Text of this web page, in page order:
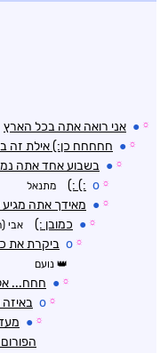
☼
● אני רואה אתה בכל הארץ
☼
● חחחחח כן:) אילת זה
☼
● בשבוע אחד אתה
☼
o
:) :) מתנאל
☼
● מאידך אתה מגיע
☼
● כמובן :) אבי
☼
o ביקרת את
נועם
☼
● חחח...
☼
o
☼
●